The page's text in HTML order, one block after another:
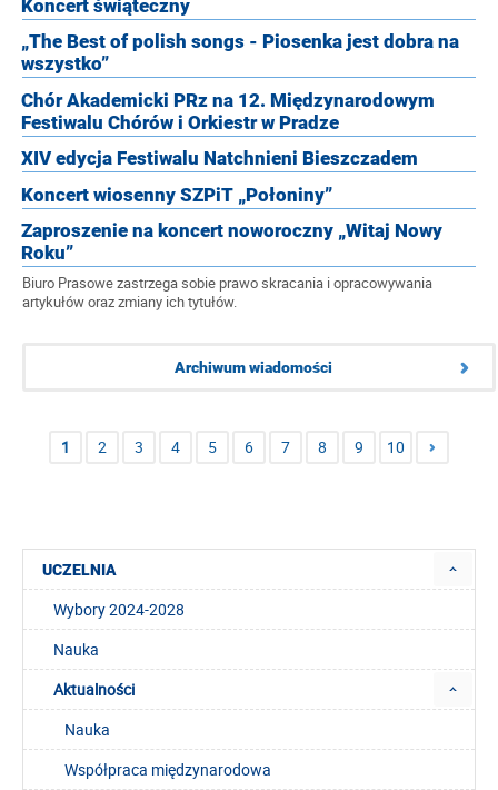
Koncert świąteczny
„The Best of polish songs - Piosenka jest dobra na
wszystko”
Chór Akademicki PRz na 12. Międzynarodowym
Festiwalu Chórów i Orkiestr w Pradze
XIV edycja Festiwalu Natchnieni Bieszczadem
Koncert wiosenny SZPiT „Połoniny”
Zaproszenie na koncert noworoczny „Witaj Nowy
Roku”
Biuro Prasowe zastrzega sobie prawo skracania i opracowywania
artykułów oraz zmiany ich tytułów.
Archiwum wiadomości
1 2 3 4 5 6 7 8 9 10
UCZELNIA
Wybory 2024-2028
Nauka
Aktualności
Nauka
Współpraca międzynarodowa